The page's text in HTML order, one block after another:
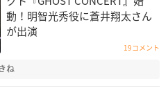
動！明智光秀役に蒼井翔太さん
が出演
19コメント
ね